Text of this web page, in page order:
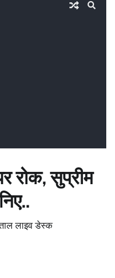
रोक, सुप्रीम
लाइव डेस्क